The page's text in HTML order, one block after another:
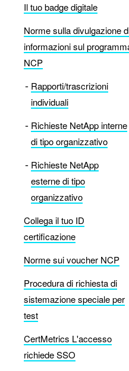
Il tuo badge digitale
Norme sulla divulgazione
informazioni sul
NCP
Rapporti/trascrizioni
individuali
Richieste NetApp interne
di tipo organizzativo
Richieste NetApp
esterne di tipo
organizzativo
Collega il tuo ID
certificazione
Norme sui voucher NCP
Procedura di richiesta di
sistemazione speciale per
test
CertMetrics L'accesso
richiede SSO